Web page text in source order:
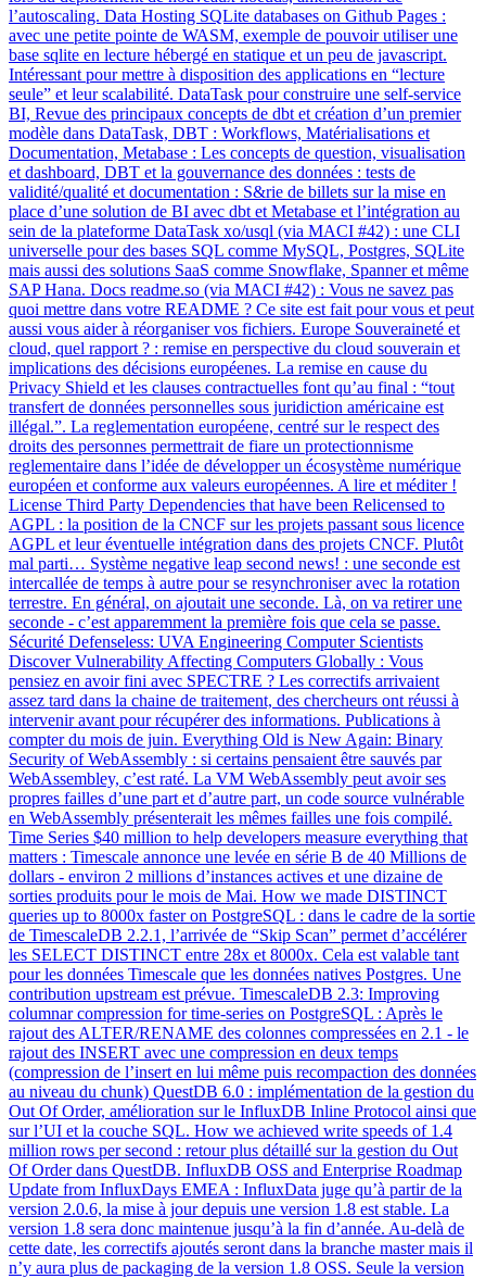
l’autoscaling. Data Hosting SQLite databases on Github Pages :
avec une petite pointe de WASM, exemple de pouvoir utiliser une
base sqlite en lecture hébergé en statique et un peu de javascript.
Intéressant pour mettre à disposition des applications en “lecture
seule” et leur scalabilité. DataTask pour construire une self-service
BI, Revue des principaux concepts de dbt et création d’un premier
modèle dans DataTask, DBT : Workflows, Matérialisations et
Documentation, Metabase : Les concepts de question, visualisation
et dashboard, DBT et la gouvernance des données : tests de
validité/qualité et documentation : S&rie de billets sur la mise en
place d’une solution de BI avec dbt et Metabase et l’intégration au
sein de la plateforme DataTask xo/usql (via MACI #42) : une CLI
universelle pour des bases SQL comme MySQL, Postgres, SQLite
mais aussi des solutions SaaS comme Snowflake, Spanner et même
SAP Hana. Docs readme.so (via MACI #42) : Vous ne savez pas
quoi mettre dans votre README ? Ce site est fait pour vous et peut
aussi vous aider à réorganiser vos fichiers. Europe Souveraineté et
cloud, quel rapport ? : remise en perspective du cloud souverain et
implications des décisions européenes. La remise en cause du
Privacy Shield et les clauses contractuelles font qu’au final : “tout
transfert de données personnelles sous juridiction américaine est
illégal.”. La reglementation européene, centré sur le respect des
droits des personnes permettrait de fiare un protectionnisme
reglementaire dans l’idée de développer un écosystème numérique
européen et conforme aux valeurs européennes. A lire et méditer !
License Third Party Dependencies that have been Relicensed to
AGPL : la position de la CNCF sur les projets passant sous licence
AGPL et leur éventuelle intégration dans des projets CNCF. Plutôt
mal parti… Système negative leap second news! : une seconde est
intercallée de temps à autre pour se resynchroniser avec la rotation
terrestre. En général, on ajoutait une seconde. Là, on va retirer une
seconde - c’est apparemment la première fois que cela se passe.
Sécurité Defenseless: UVA Engineering Computer Scientists
Discover Vulnerability Affecting Computers Globally : Vous
pensiez en avoir fini avec SPECTRE ? Les correctifs arrivaient
assez tard dans la chaine de traitement, des chercheurs ont réussi à
intervenir avant pour récupérer des informations. Publications à
compter du mois de juin. Everything Old is New Again: Binary
Security of WebAssembly : si certains pensaient être sauvés par
WebAssembley, c’est raté. La VM WebAssembly peut avoir ses
propres failles d’une part et d’autre part, un code source vulnérable
en WebAssembly présenterait les mêmes failles une fois compilé.
Time Series $40 million to help developers measure everything that
matters : Timescale annonce une levée en série B de 40 Millions de
dollars - environ 2 millions d’instances actives et une dizaine de
sorties produits pour le mois de Mai. How we made DISTINCT
queries up to 8000x faster on PostgreSQL : dans le cadre de la sortie
de TimescaleDB 2.2.1, l’arrivée de “Skip Scan” permet d’accélérer
les SELECT DISTINCT entre 28x et 8000x. Cela est valable tant
pour les données Timescale que les données natives Postgres. Une
contribution upstream est prévue. TimescaleDB 2.3: Improving
columnar compression for time-series on PostgreSQL : Après le
rajout des ALTER/RENAME des colonnes compressées en 2.1 - le
rajout des INSERT avec une compression en deux temps
(compression de l’insert en lui même puis recompaction des données
au niveau du chunk) QuestDB 6.0 : implémentation de la gestion du
Out Of Order, amélioration sur le InfluxDB Inline Protocol ainsi que
sur l’UI et la couche SQL. How we achieved write speeds of 1.4
million rows per second : retour plus détaillé sur la gestion du Out
Of Order dans QuestDB. InfluxDB OSS and Enterprise Roadmap
Update from InfluxDays EMEA : InfluxData juge qu’à partir de la
version 2.0.6, la mise à jour depuis une version 1.8 est stable. La
version 1.8 sera donc maintenue jusqu’à la fin d’année. Au-delà de
cette date, les correctifs ajoutés seront dans la branche master mais il
n’y aura plus de packaging de la version 1.8 OSS. Seule la version